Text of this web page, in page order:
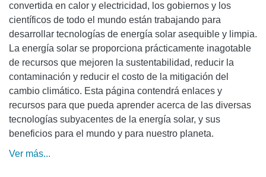
convertida en calor y electricidad, los gobiernos y los
científicos de todo el mundo están trabajando para
desarrollar tecnologías de energía solar asequible y limpia.
La energía solar se proporciona prácticamente inagotable
de recursos que mejoren la sustentabilidad, reducir la
contaminación y reducir el costo de la mitigación del
cambio climático. Esta página contendrá enlaces y
recursos para que pueda aprender acerca de las diversas
tecnologías subyacentes de la energía solar, y sus
beneficios para el mundo y para nuestro planeta.
Ver más...